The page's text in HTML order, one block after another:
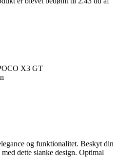
X3 GT
og funktionalitet. Beskyt din
dette slanke design. Optimal